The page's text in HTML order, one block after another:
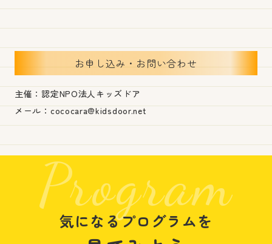
お申し込み・お問い合わせ
主催：認定NPO法人キッズドア
メール：cococara@kidsdoor.net
気になるプログラムを
Program